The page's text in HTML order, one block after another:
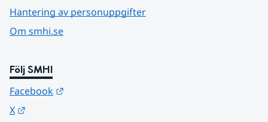
Hantering av personuppgifter
Om smhi.se
Följ SMHI
Facebook
X